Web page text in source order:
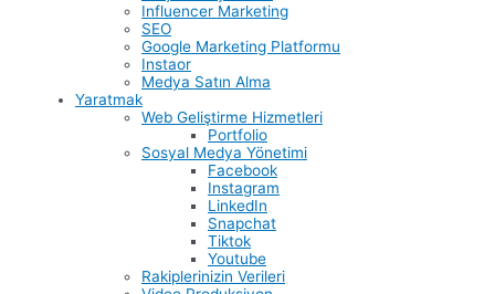
Influencer Marketing
SEO
Google Marketing Platformu
Instaor
Medya Satın Alma
Yaratmak
Web Geliştirme Hizmetleri
Portfolio
Sosyal Medya Yönetimi
Facebook
Instagram
LinkedIn
Snapchat
Tiktok
Youtube
Rakiplerinizin Verileri